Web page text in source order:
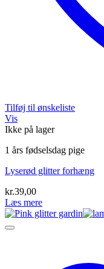
Tilføj til ønskeliste
Vis
Ikke på lager
1 års fødselsdag pige
Lyserød glitter forhæng
kr.39,00
Læs mere